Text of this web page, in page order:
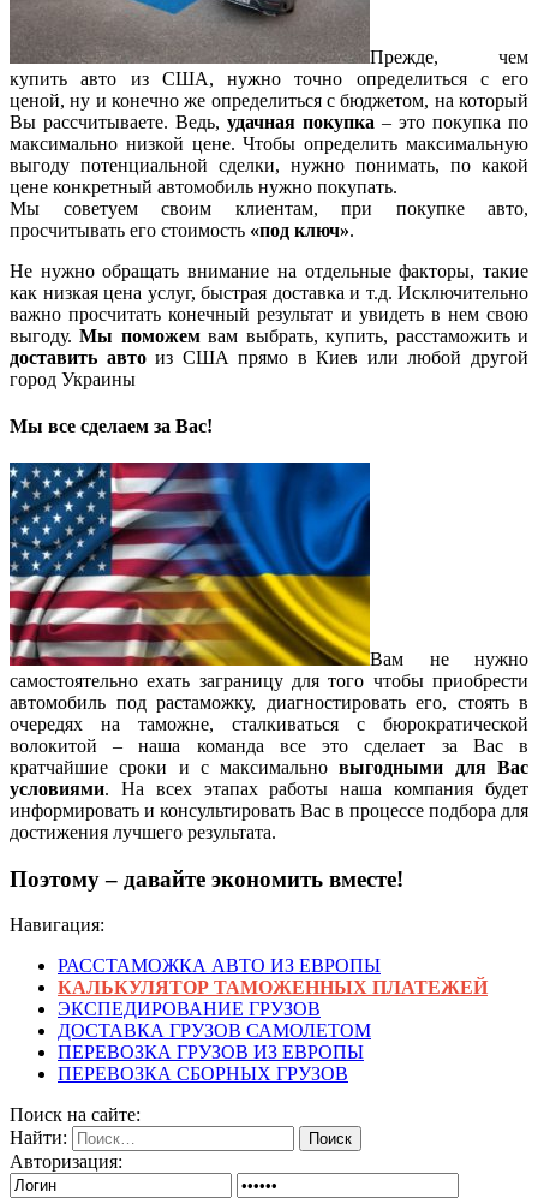
Прежде, чем
купить авто из США, нужно точно определиться с его
ценой, ну и конечно же определиться с бюджетом, на который
Вы рассчитываете. Ведь, удачная покупка – это покупка по
максимально низкой цене. Чтобы определить максимальную
выгоду потенциальной сделки, нужно понимать, по какой
цене конкретный автомобиль нужно покупать.
Мы советуем своим клиентам, при покупке авто,
просчитывать его стоимость «под ключ».
Не нужно обращать внимание на отдельные факторы, такие
как низкая цена услуг, быстрая доставка и т.д. Исключительно
важно просчитать конечный результат и увидеть в нем свою
выгоду.Мы поможемвам выбрать, купить, расстаможить и
доставить автоиз США прямо в Киев или любой другой
город Украины
Мы все сделаем за Вас!
Вам не нужно
самостоятельно ехать заграницу для того чтобы приобрести
автомобиль под растаможку, диагностировать его, стоять в
очередях на таможне, сталкиваться с бюрократической
волокитой – наша команда все это сделает за Вас в
кратчайшие сроки и с максимальновыгодными для Вас
условиями. На всех этапах работы наша компания будет
информировать и консультировать Вас в процессе подбора для
достижения лучшего результата.
Поэтому – давайте экономить вместе!
Навигация:
РАССТАМОЖКА АВТО ИЗ ЕВРОПЫ
КАЛЬКУЛЯТОР ТАМОЖЕННЫХ ПЛАТЕЖЕЙ
ЭКСПЕДИРОВАНИЕ ГРУЗОВ
ДОСТАВКА ГРУЗОВ САМОЛЕТОМ
ПЕРЕВОЗКА ГРУЗОВ ИЗ ЕВРОПЫ
ПЕРЕВОЗКА СБОРНЫХ ГРУЗОВ
Поиск на сайте:
Найти:
Авторизация: